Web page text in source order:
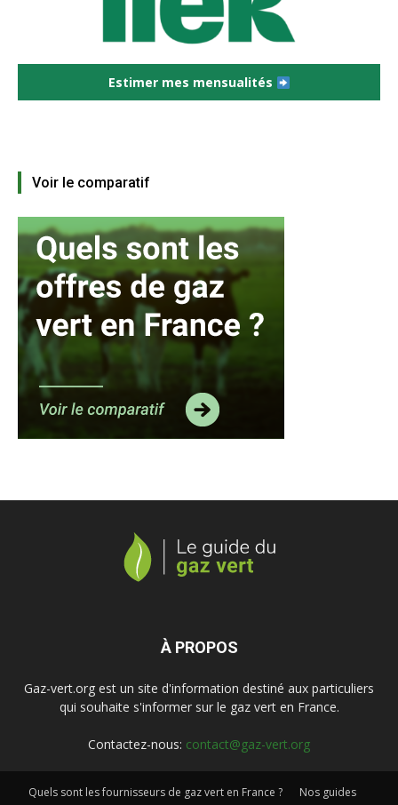
Estimer mes mensualités
Voir le comparatif
À PROPOS
Gaz-vert.org est un site d'information destiné aux particuliers
qui souhaite s'informer sur le gaz vert en France.
Contactez-nous: contact@gaz-vert.org
Quels sont les fournisseurs de gaz vert en France ?
Nos guides